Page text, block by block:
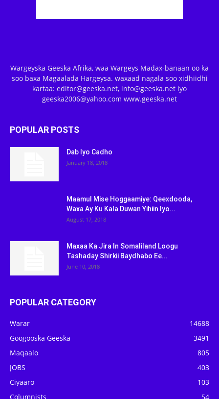
Wargeyska Geeska Afrika, waa Wargeys Madax-banaan oo ka
soo baxa Magaalada Hargeysa. waxaad nagala soo xidhiidhi
kartaa: editor@geeska.net, info@geeska.net iyo
geeska2006@yahoo.com www.geeska.net
POPULAR POSTS
Dab Iyo Cadho
January 18, 2018
Maamul Mise Hoggaamiye: Qeexdooda,
Waxa Ay Ku Kala Duwan Yihiin Iyo...
August 17, 2018
Maxaa Ka Jira In Somaliland Loogu
Tashaday Shirkii Baydhabo Ee...
June 10, 2018
POPULAR CATEGORY
Warar
14688
Googooska Geeska
3491
Maqaalo
805
JOBS
403
Ciyaaro
103
Columnists
54